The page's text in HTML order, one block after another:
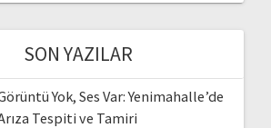
SON YAZILAR
Yok, Ses Var: Yenimahalle’de
Tespiti ve Tamiri